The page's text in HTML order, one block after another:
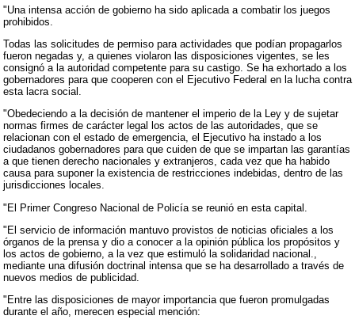
"Una intensa acción de gobierno ha sido aplicada a combatir los juegos
prohibidos.
Todas las solicitudes de permiso para actividades que podían propagarlos
fueron negadas y, a quienes violaron las disposiciones vigentes, se les
consignó a la autoridad competente para su castigo. Se ha exhortado a los
gobernadores para que cooperen con el Ejecutivo Federal en la lucha contra
esta lacra social.
"Obedeciendo a la decisión de mantener el imperio de la Ley y de sujetar
normas firmes de carácter legal los actos de las autoridades, que se
relacionan con el estado de emergencia, el Ejecutivo ha instado a los
ciudadanos gobernadores para que cuiden de que se impartan las garantías
a que tienen derecho nacionales y extranjeros, cada vez que ha habido
causa para suponer la existencia de restricciones indebidas, dentro de las
jurisdicciones locales.
"El Primer Congreso Nacional de Policía se reunió en esta capital.
"El servicio de información mantuvo provistos de noticias oficiales a los
órganos de la prensa y dio a conocer a la opinión pública los propósitos y
los actos de gobierno, a la vez que estimuló la solidaridad nacional.,
mediante una difusión doctrinal intensa que se ha desarrollado a través de
nuevos medios de publicidad.
"Entre las disposiciones de mayor importancia que fueron promulgadas
durante el año, merecen especial mención: